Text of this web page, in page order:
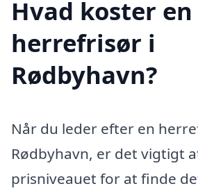
Hvad koster en
herrefrisør i
Rødbyhavn?
Når du leder efter en
Rødbyhavn, er det vigtigt
prisniveauet for at finde